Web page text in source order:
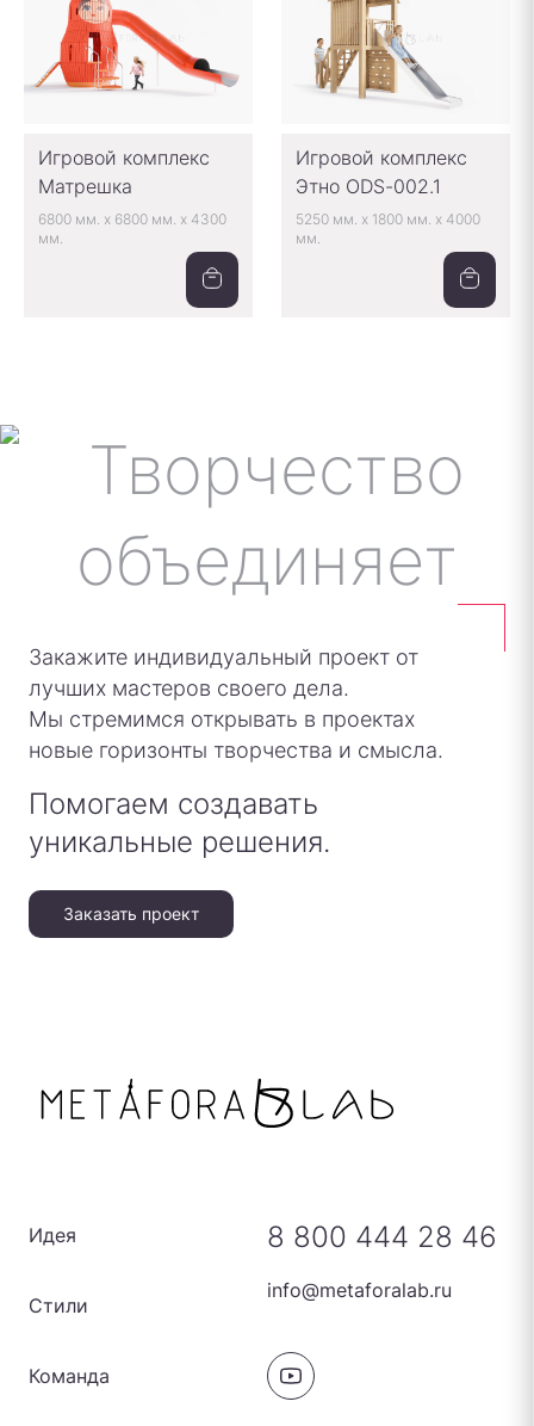
Игровой комплекс
Матрешка
6800 мм. x 6800 мм. x 4300
мм.
Игровой комплекс
Этно ODS-002.1
5250 мм. x 1800 мм. x 4000
мм.
Закажите индивидуальный проект от
лучших мастеров своего дела.
Мы стремимся открывать в проектах
новые горизонты творчества и смысла.
Помогаем создавать
уникальные решения.
Заказать проект
Идея
Стили
Команда
8 800 444 28 46
info@metaforalab.ru